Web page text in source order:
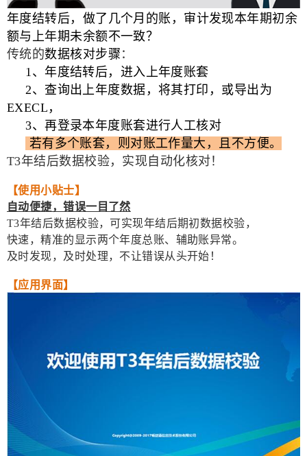
年度结转后，做了几个月的账，审计发现本年期初余
额与上年期未余额不一致？
传统的数据核对步骤 ：
1 、年度结转后，进入上年度账套
2、查询出上年度数据，将其打印，或导出为
EXECL，
3、再登录本年度账套进行人工核对
若有多个账套，则对账工作量大，且不方便。
T3年结后数据校验，实现自动化核对！
【使用小贴士】
自动便捷，错误一目了然
T3年结后数据校验，可实现年结后期初数据校验，
快速，精准的显示两个年度总账、辅助账异常。
及时发现，及时处理，不让错误从头开始！
【应用界面】